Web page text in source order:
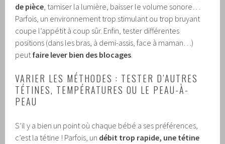
de pièce, tamiser la lumière, baisser le volume sonore…
Parfois, un environnement trop stimulant ou trop bruyant
coupe l’appétit à coup sûr. Enfin, tester différentes
positions (dans les bras, à demi-assis, face à maman…)
peutfaire lever bien des blocages.
VARIER LES MÉTHODES : TESTER D’AUTRES
TÉTINES, TEMPÉRATURES OU LE PEAU-À-
PEAU
S’il y a bien un point où chaque bébé a ses préférences,
c’est la tétine ! Parfois, un débit trop rapide, une tétine